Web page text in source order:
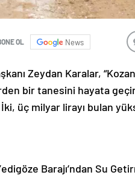
OL News
Zeydan Karalar,
bir tanesini hayata
İki, üç milyar lirayı bulan
Barajı’ndan Su